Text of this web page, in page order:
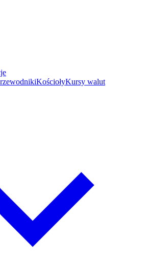
KościołyKursy walut